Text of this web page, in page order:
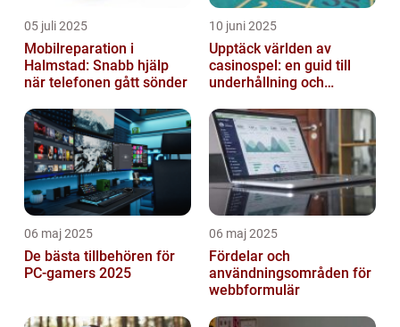
05 juli 2025
Mobilreparation i
Halmstad: Snabb hjälp
när telefonen gått sönder
10 juni 2025
Upptäck världen av
casinospel: en guid till
underhållning och
06 maj 2025
De bästa tillbehören för
PC-gamers 2025
06 maj 2025
Fördelar och
användningsområden för
webbformulär